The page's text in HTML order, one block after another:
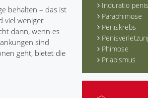
behalten – das ist
viel weniger
dann, wenn es
sind
geht, bietet die
Induratio
Paraphimose
Peniskrebs
Phimose
Priapismus